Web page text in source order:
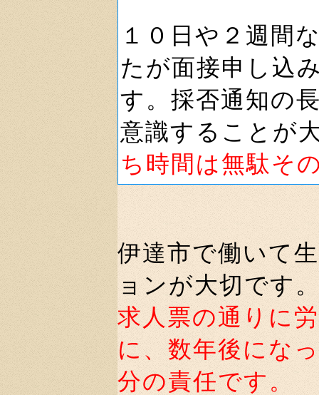
１０日や２週間
たが面接申し込
す。採否通知の
意識することが
ち時間は無駄そ
伊達市で働いて
ョンが大切です
求人票の通りに
に、数年後にな
分の責任です。